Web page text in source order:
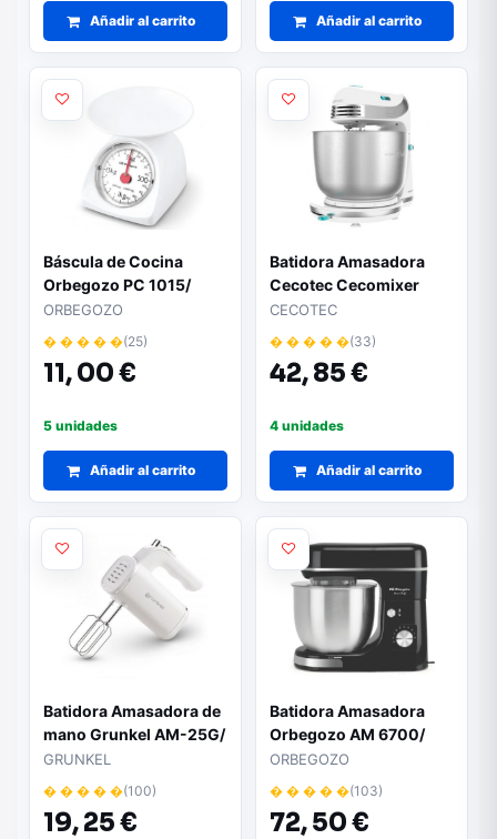
Añadir al carrito Añadir al carrito
Báscula de Cocina
Orbegozo PC 1015/
hasta 2kg/ Blanca
ORBEGOZO
� � � � �(25)
11,00 €
5 unidades
Añadir al carrito
Batidora Amasadora
Cecotec Cecomixer
Easy White
CECOTEC
� � � � �(33)
42,85 €
4 unidades
Añadir al carrito
Batidora Amasadora de
mano Grunkel AM-25G/
250W
GRUNKEL
� � � � �(100)
19,25 €
Batidora Amasadora
Orbegozo AM 6700/
1300W
ORBEGOZO
� � � � �(103)
72,50 €